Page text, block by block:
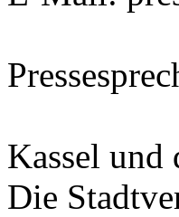
Kassel und
Die